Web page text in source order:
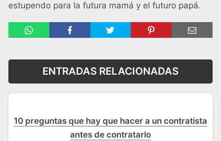
estupendo para la futura mamá y el futuro papá.
ENTRADAS RELACIONADAS
10 preguntas que hay que hacer a un contratista
antes de contratarlo